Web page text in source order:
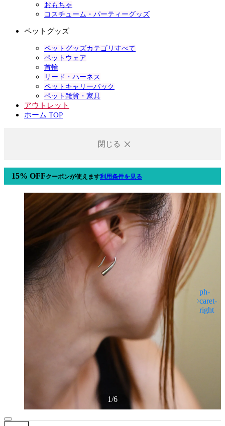
おもちゃ
コスチューム・パーティーグッズ
ペットグッズ
ペットグッズカテゴリすべて
ペットウェア
首輪
リード・ハーネス
ペットキャリーバック
ペット雑貨・家具
アウトレット
ホーム TOP
閉じる
15% OFFクーポンが使えます利用条件を見る
1/6